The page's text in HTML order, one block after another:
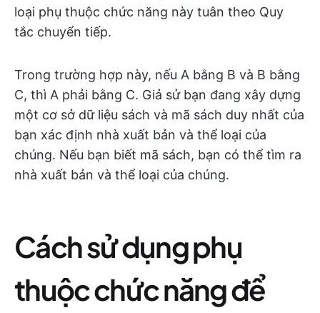
loại phụ thuộc chức năng này tuân theo Quy
tắc chuyển tiếp.
Trong trường hợp này, nếu A bằng B và B bằng
C, thì A phải bằng C. Giả sử bạn đang xây dựng
một cơ sở dữ liệu sách và mã sách duy nhất của
bạn xác định nhà xuất bản và thể loại của
chúng. Nếu bạn biết mã sách, bạn có thể tìm ra
nhà xuất bản và thể loại của chúng.
Cách sử dụng phụ
thuộc chức năng để